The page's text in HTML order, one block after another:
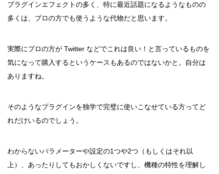
プラグインエフェクトの多く、特に最近話題になるようなものの
多くは、プロの方でも使うような代物だと思います。
実際にプロの方が Twitter などでこれは良い！と言っているものを
気になって購入するというケースもあるのではないかと。自分は
ありますね。
そのようなプラグインを独学で完璧に使いこなせている方ってど
れだけいるのでしょう。
わからないパラメーターや設定の1つや2つ（もしくはそれ以
上）、あったりしてもおかしくないですし、機種の特性を理解し